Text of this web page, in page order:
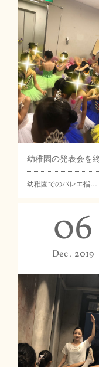
幼稚園でのバレエ指…
06
Dec 2019